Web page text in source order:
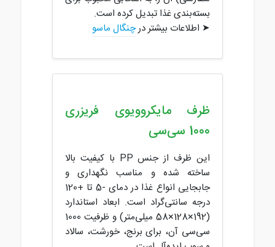
بسته‌بندی غذا تبدیل کرده است.
➤ اطلاعات بیشتر درچنگال ماسو
ظرف مایکروویوی فریزری
1000 سی‌سی
این ظرف از جنس PP با کیفیت بالا
ساخته شده و مناسب نگهداری و
جابجایی انواع غذا در دمای -5 تا +120
درجه سانتی‌گراد است. ابعاد استاندارد
(192×128×58 میلی‌متر) و ظرفیت 1000
سی‌سی آن، برای برنج، خورشت، سالاد